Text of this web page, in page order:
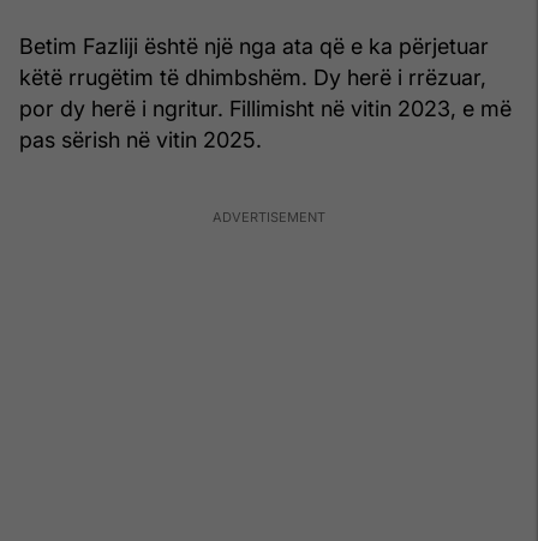
Betim Fazliji është një nga ata që e ka përjetuar
këtë rrugëtim të dhimbshëm. Dy herë i rrëzuar,
por dy herë i ngritur. Fillimisht në vitin 2023, e më
pas sërish në vitin 2025.